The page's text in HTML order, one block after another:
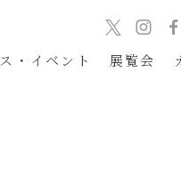
・イベント 展覧会